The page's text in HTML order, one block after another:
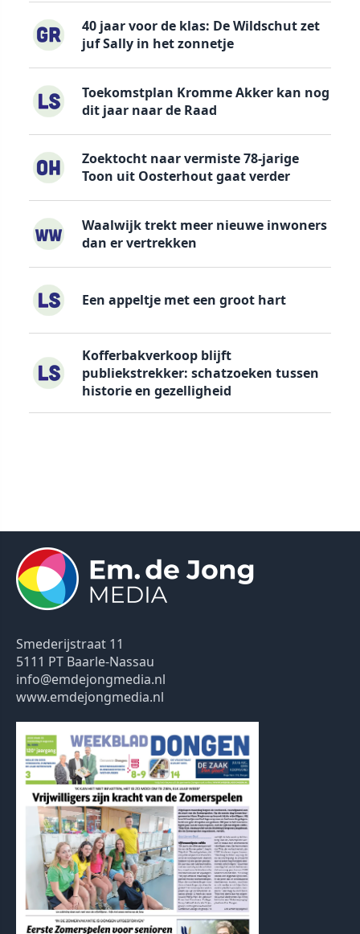
40 jaar voor de klas: De Wildschut zet
juf Sally in het zonnetje
Toekomstplan Kromme Akker kan nog
dit jaar naar de Raad
Zoektocht naar vermiste 78-jarige
Toon uit Oosterhout gaat verder
Waalwijk trekt meer nieuwe inwoners
dan er vertrekken
Een appeltje met een groot hart
Kofferbakverkoop blijft
publiekstrekker: schatzoeken tussen
historie en gezelligheid
Smederijstraat 11
5111 PT Baarle-Nassau
info@emdejongmedia.nl
www.emdejongmedia.nl